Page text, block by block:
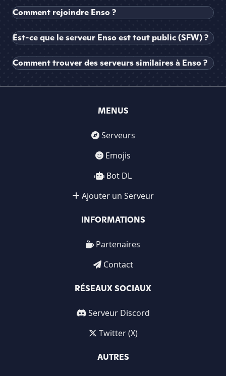
Comment rejoindre Enso ?
Est-ce que le serveur Enso est tout public (SFW) ?
Comment trouver des serveurs similaires à Enso ?
MENUS
Serveurs
Emojis
Bot DL
Ajouter un Serveur
INFORMATIONS
Partenaires
Contact
RÉSEAUX SOCIAUX
Serveur Discord
Twitter (X)
AUTRES